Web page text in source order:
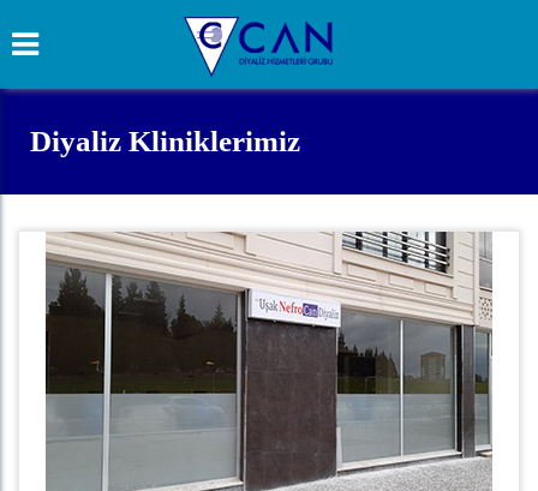
Diyaliz Kliniklerimiz